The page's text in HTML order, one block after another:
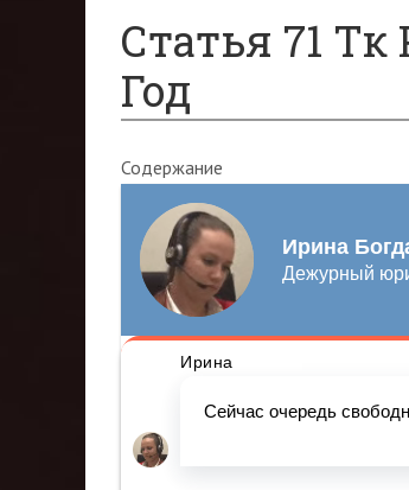
Статья 71
Год
Содержание